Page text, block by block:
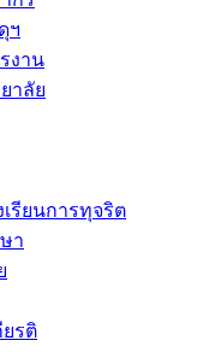
ฯ
งาน
าลัย
เรียนการทุจริต
า
รติ